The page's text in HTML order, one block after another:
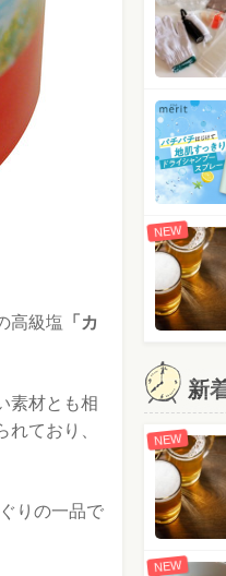
高級塩 「カ
素材とも相
ており、
りの一品で
NEW
新
NEW
NEW